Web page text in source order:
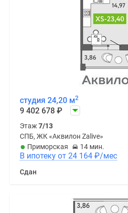
студия 24,20 м2
9 402 678 ₽
Этаж7/13
СПБ, ЖК «Аквилон Zalive»
Приморская
14 мин.
В ипотеку от 24 164 ₽/мес
Сдан